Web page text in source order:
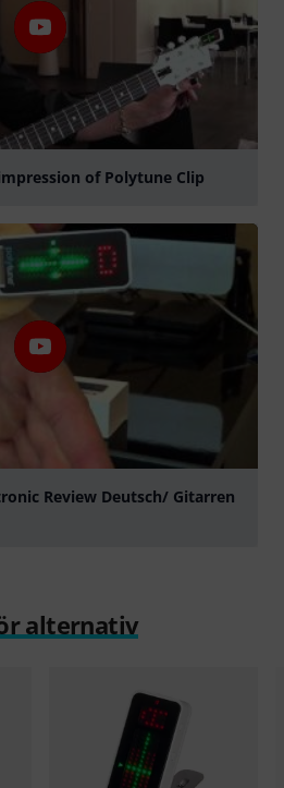
of Polytune Clip
Review Deutsch/ Gitarren
alternativ